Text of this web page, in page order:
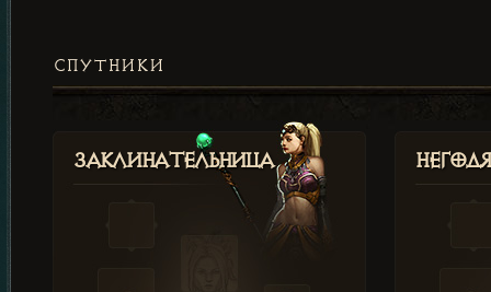
СПУТНИКИ
Заклинательница